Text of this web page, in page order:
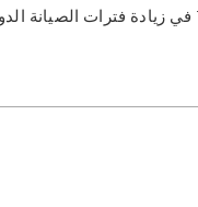
توربيني، باستخدام زيوت بيغاسوس 701. كما تُساهم